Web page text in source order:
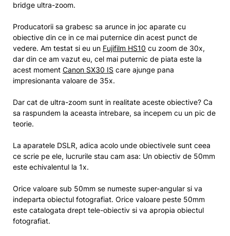
bridge ultra-zoom.
Producatorii sa grabesc sa arunce in joc aparate cu
obiective din ce in ce mai puternice din acest punct de
vedere. Am testat si eu un Fujifilm HS10 cu zoom de 30x,
dar din ce am vazut eu, cel mai puternic de piata este la
acest moment Canon SX30 IS care ajunge pana
impresionanta valoare de 35x.
Dar cat de ultra-zoom sunt in realitate aceste obiective? Ca
sa raspundem la aceasta intrebare, sa incepem cu un pic de
teorie.
La aparatele DSLR, adica acolo unde obiectivele sunt ceea
ce scrie pe ele, lucrurile stau cam asa: Un obiectiv de 50mm
este echivalentul la 1x.
Orice valoare sub 50mm se numeste super-angular si va
indeparta obiectul fotografiat. Orice valoare peste 50mm
este catalogata drept tele-obiectiv si va apropia obiectul
fotografiat.